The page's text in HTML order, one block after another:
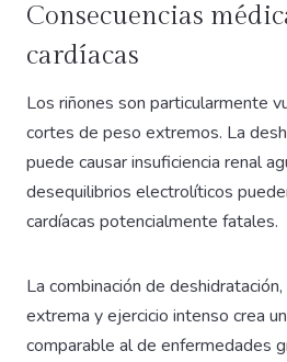
Consecuencias
cardíacas
Los riñones son particularmente
cortes de peso extremos. La
puede causar insuficiencia renal
desequilibrios electrolíticos
cardíacas potencialmente fatales.
La combinación de
extrema y ejercicio intenso crea
comparable al de enfermedades